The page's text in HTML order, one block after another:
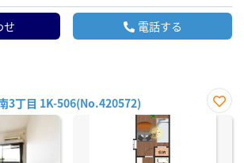
せ 電話する
3丁目 1K-506(No.420572)
お気